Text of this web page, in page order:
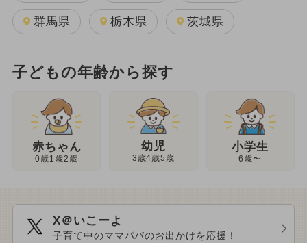
群馬県 栃木県 茨城県
子どもの年齢から探す
赤ちゃん
0歳1歳2歳
幼児
3歳4歳5歳
小学生
6歳〜
X＠いこーよ
子育て中のママパパのお出かけを応援！